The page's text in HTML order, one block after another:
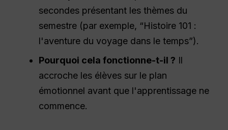
secondes présentant les thèmes du
semestre (par exemple, “Histoire 101 :
l'aventure du voyage dans le temps”).
Pourquoi cela fonctionne-t-il ? Il
accroche les élèves sur le plan
émotionnel avant que l'apprentissage ne
commence.